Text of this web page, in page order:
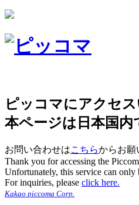
ピッコマにアクセ
本ページは日本国内
お問い合わせはこちらからお願
Thank you for accessing the
Unfortunately, this service can only
For inquiries, please click here.
Kakao piccoma Corp.